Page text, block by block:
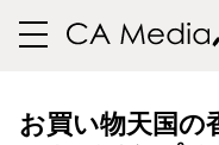
toggle
お買い物天国の